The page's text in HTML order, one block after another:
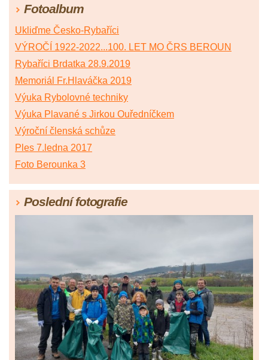
Fotoalbum
Ukliďme Česko-Rybaříci
VÝROČÍ 1922-2022...100. LET MO ČRS BEROUN
Rybaříci Brdatka 28.9.2019
Memoriál Fr.Hlaváčka 2019
Výuka Rybolovné techniky
Výuka Plavané s Jirkou Ouředníčkem
Výroční členská schůze
Ples 7.ledna 2017
Foto Berounka 3
Poslední fotografie